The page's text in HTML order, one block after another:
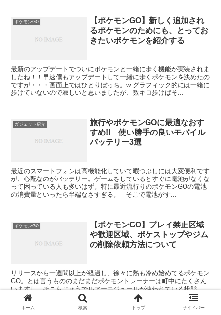
ポケモンGO
【ポケモンGO】新しく追加され
るポケモンのためにも、とってお
きたいポケモンを紹介する
最新のアップデートでついにポケモンと一緒に歩く機能が実装されま
したね！！早速僕もアップデートして一緒に歩くポケモンを決めたの
ですが・・・画面上ではひとりぼっち。w グラフィック的には一緒に
歩けていないので寂しいと思いましたが、数キロ歩けばそ...
ガジェット紹介
旅行やポケモンGOに最適なおす
すめ!! 使い勝手の良いモバイル
バッテリー3選
最近のスマートフォンは高機能化していて暇つぶしには大変便利です
が、心配なのがバッテリー。ゲームをしているとすぐに電池がなくな
って困っている人も多いはず。特に最近流行りのポケモンGOの電池
の消費量といったら半端なさすぎる。 そこで電池がす...
ポケモンGO
【ポケモンGO】プレイ禁止区域
や歓迎区域、ポケストップやジム
の削除依頼方法について
リリースから一週間以上が経過し、徐々に熱も冷め始めてるポケモン
GO。とは言うもののまだまだポケモントレーナーは町中にたくさん
いますし、そこらじゅうでルアーモジュールが使われている状態。
ここで飽きる方は「にわかトレーナー乙」ということで、一...
ホーム 検索 トップ サイドバー